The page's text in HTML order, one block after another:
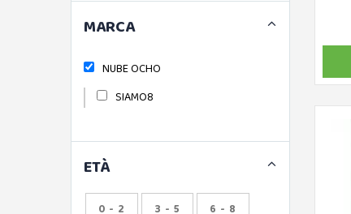
MARCA
NUBE OCHO
SIAMO8
ETÀ
0 - 2 3 - 5 6 - 8